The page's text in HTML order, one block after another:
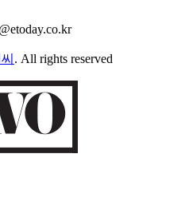
. All rights reserved